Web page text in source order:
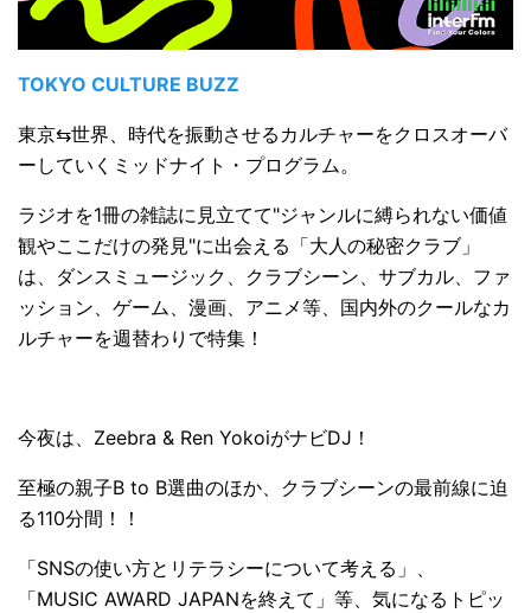
TOKYO CULTURE BUZZ
東京⇆世界、時代を振動させるカルチャーをクロスオーバ
ーしていくミッドナイト・プログラム。
ラジオを1冊の雑誌に見立てて"ジャンルに縛られない価値
観やここだけの発見"に出会える「大人の秘密クラブ」
は、ダンスミュージック、クラブシーン、サブカル、ファ
ッション、ゲーム、漫画、アニメ等、国内外のクールなカ
ルチャーを週替わりで特集！
今夜は、Zeebra & Ren YokoiがナビDJ！
至極の親子B to B選曲のほか、クラブシーンの最前線に迫
る110分間！！
「SNSの使い方とリテラシーについて考える」、
「MUSIC AWARD JAPANを終えて」等、気になるトピッ